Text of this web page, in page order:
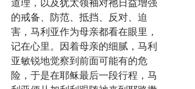
的戒备、防范、抵挡、反对、迫
害，马利亚作为母亲都看在眼里，
记在心里。因着母亲的细腻，马利
亚敏锐地觉察到前面可能有的危
险，于是在耶稣最后一段行程，马